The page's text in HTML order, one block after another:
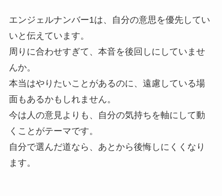
エンジェルナンバー1は、自分の意思を優先してい
いと伝えています。
周りに合わせすぎて、本音を後回しにしていませ
んか。
本当はやりたいことがあるのに、遠慮している場
面もあるかもしれません。
今は人の意見よりも、自分の気持ちを軸にして動
くことがテーマです。
自分で選んだ道なら、あとから後悔しにくくなり
ます。